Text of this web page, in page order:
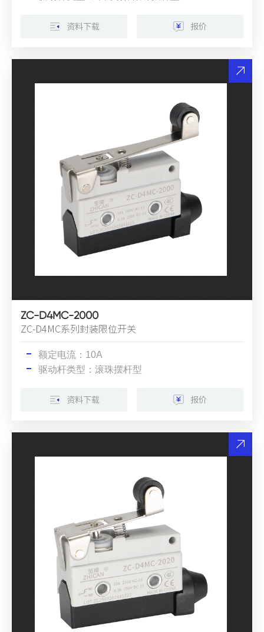
资料下载 报价
ZC-D4MC-2000
ZC-D4MC系列封装限位开关
额定电流：10A
驱动杆类型：滚珠摆杆型
资料下载 报价